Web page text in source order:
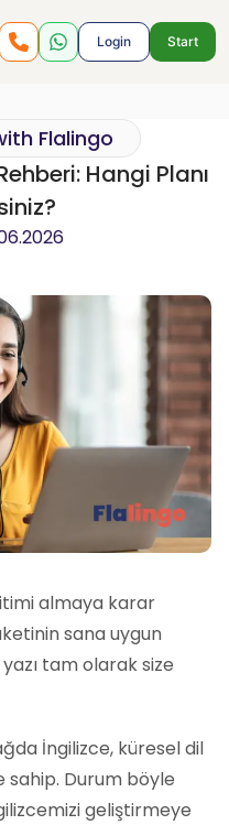
Login Start
Flalingo
Hangi Planı
almaya karar
sana uygun
tam olarak size
İngilizce, küresel dil
sahip. Durum böyle
geliştirmeye